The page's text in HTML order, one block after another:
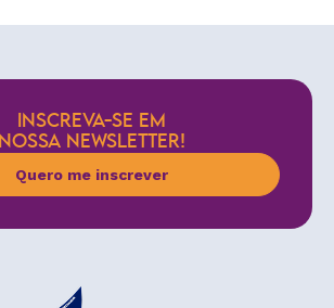
INSCREVA-SE EM
NOSSA NEWSLETTER!
Quero me inscrever